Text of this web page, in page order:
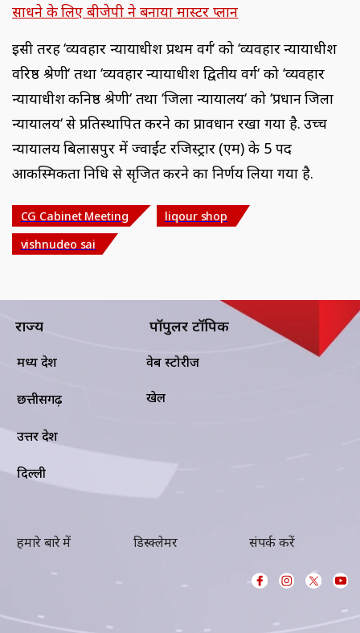
साधने के लिए बीजेपी ने बनाया मास्टर प्लान
इसी तरह ‘व्यवहार न्यायाधीश प्रथम वर्ग‘ को ‘व्यवहार न्यायाधीश
वरिष्ठ श्रेणी‘ तथा ‘व्यवहार न्यायाधीश द्वितीय वर्ग‘ को ‘व्यवहार
न्यायाधीश कनिष्ठ श्रेणी‘ तथा ‘जिला न्यायालय‘ को ‘प्रधान जिला
न्यायालय‘ से प्रतिस्थापित करने का प्रावधान रखा गया है. उच्च
न्यायालय बिलासपुर में ज्वाईंट रजिस्ट्रार (एम) के 5 पद
आकस्मिकता निधि से सृजित करने का निर्णय लिया गया है.
CG Cabinet Meeting
liqour shop
vishnudeo sai
राज्य
मध्य प्रदेश
छत्तीसगढ़
उत्तर प्रदेश
दिल्ली
पॉपुलर टॉपिक
वेब स्टोरीज
खेल
हमारे बारे में डिस्क्लेमर संपर्क करें